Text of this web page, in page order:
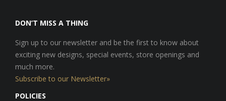
DON’T MISS A THING
Sign up to our newsletter and be the first to know about
exciting new designs, special events, store openings and
much more.
Subscribe to our Newsletter»
POLICIES